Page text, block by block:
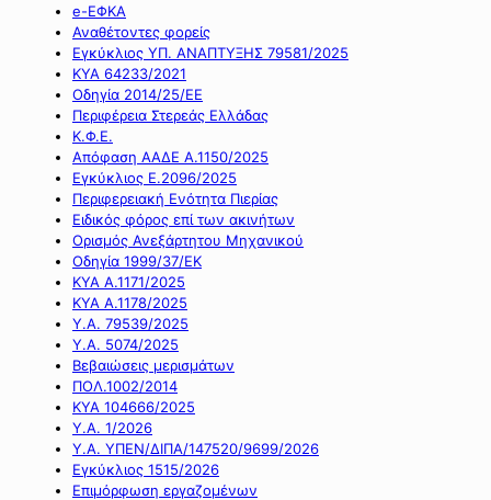
e-ΕΦΚΑ
Αναθέτοντες φορείς
Εγκύκλιος ΥΠ. ΑΝΑΠΤΥΞΗΣ 79581/2025
ΚΥΑ 64233/2021
Οδηγία 2014/25/ΕΕ
Περιφέρεια Στερεάς Ελλάδας
Κ.Φ.Ε.
Απόφαση ΑΑΔΕ Α.1150/2025
Εγκύκλιος Ε.2096/2025
Περιφερειακή Ενότητα Πιερίας
Ειδικός φόρος επί των ακινήτων
Ορισμός Ανεξάρτητου Μηχανικού
Οδηγία 1999/37/ΕΚ
ΚΥΑ Α.1171/2025
ΚΥΑ Α.1178/2025
Υ.Α. 79539/2025
Υ.Α. 5074/2025
Βεβαιώσεις μερισμάτων
ΠΟΛ.1002/2014
ΚΥΑ 104666/2025
Υ.Α. 1/2026
Υ.Α. ΥΠΕΝ/ΔΙΠΑ/147520/9699/2026
Εγκύκλιος 1515/2026
Επιμόρφωση εργαζομένων